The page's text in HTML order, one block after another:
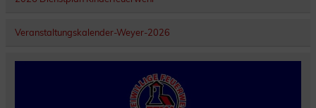
Veranstaltungskalender-Weyer-2026